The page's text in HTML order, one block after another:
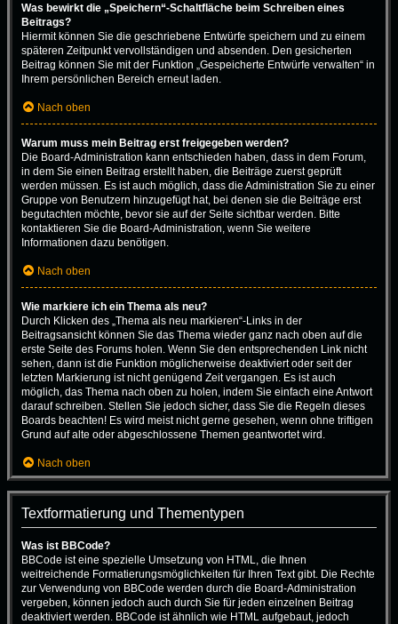
Was bewirkt die „Speichern“-Schaltfläche beim Schreiben eines
Beitrags?
Hiermit können Sie die geschriebene Entwürfe speichern und zu einem
späteren Zeitpunkt vervollständigen und absenden. Den gesicherten
Beitrag können Sie mit der Funktion „Gespeicherte Entwürfe verwalten“ in
Ihrem persönlichen Bereich erneut laden.
Nach oben
Warum muss mein Beitrag erst freigegeben werden?
Die Board-Administration kann entschieden haben, dass in dem Forum,
in dem Sie einen Beitrag erstellt haben, die Beiträge zuerst geprüft
werden müssen. Es ist auch möglich, dass die Administration Sie zu einer
Gruppe von Benutzern hinzugefügt hat, bei denen sie die Beiträge erst
begutachten möchte, bevor sie auf der Seite sichtbar werden. Bitte
kontaktieren Sie die Board-Administration, wenn Sie weitere
Informationen dazu benötigen.
Nach oben
Wie markiere ich ein Thema als neu?
Durch Klicken des „Thema als neu markieren“-Links in der
Beitragsansicht können Sie das Thema wieder ganz nach oben auf die
erste Seite des Forums holen. Wenn Sie den entsprechenden Link nicht
sehen, dann ist die Funktion möglicherweise deaktiviert oder seit der
letzten Markierung ist nicht genügend Zeit vergangen. Es ist auch
möglich, das Thema nach oben zu holen, indem Sie einfach eine Antwort
darauf schreiben. Stellen Sie jedoch sicher, dass Sie die Regeln dieses
Boards beachten! Es wird meist nicht gerne gesehen, wenn ohne triftigen
Grund auf alte oder abgeschlossene Themen geantwortet wird.
Nach oben
Textformatierung und Thementypen
Was ist BBCode?
BBCode ist eine spezielle Umsetzung von HTML, die Ihnen
weitreichende Formatierungsmöglichkeiten für Ihren Text gibt. Die Rechte
zur Verwendung von BBCode werden durch die Board-Administration
vergeben, können jedoch auch durch Sie für jeden einzelnen Beitrag
deaktiviert werden. BBCode ist ähnlich wie HTML aufgebaut, jedoch